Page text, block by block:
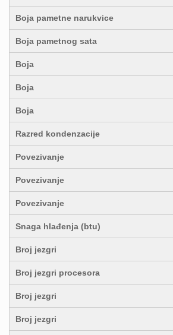
Boja pametne narukvice
Boja pametnog sata
Boja
Boja
Boja
Razred kondenzacije
Povezivanje
Povezivanje
Povezivanje
Snaga hlađenja (btu)
Broj jezgri
Broj jezgri procesora
Broj jezgri
Broj jezgri